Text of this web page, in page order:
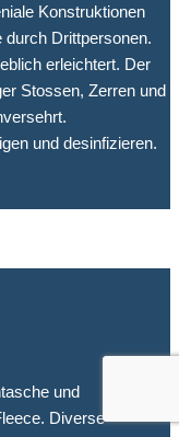
Konstruktionen
durch Drittpersonen.
erleichtert. Der
Stossen, Zerren und
und desinfizieren.
und
Diverse